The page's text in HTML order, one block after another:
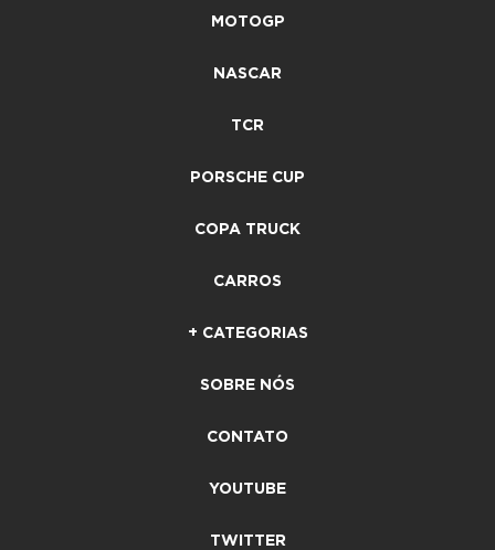
MOTOGP
NASCAR
TCR
PORSCHE CUP
COPA TRUCK
CARROS
+ CATEGORIAS
SOBRE NÓS
CONTATO
YOUTUBE
TWITTER